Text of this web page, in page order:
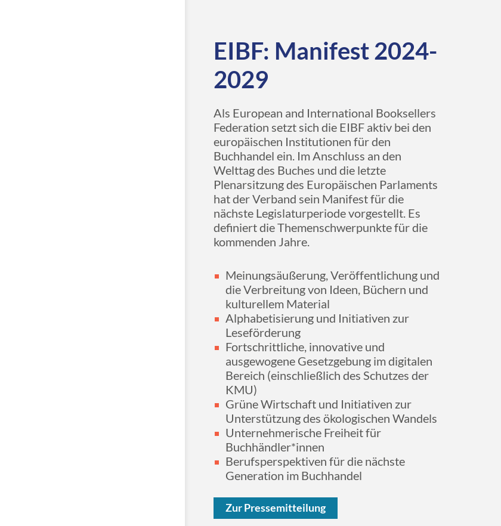
EIBF: Manifest 2024-
2029
Als European and International Booksellers
Federation setzt sich die EIBF aktiv bei den
europäischen Institutionen für den
Buchhandel ein. Im Anschluss an den
Welttag des Buches und die letzte
Plenarsitzung des Europäischen Parlaments
hat der Verband sein Manifest für die
nächste Legislaturperiode vorgestellt. Es
definiert die Themenschwerpunkte für die
kommenden Jahre.
Meinungsäußerung, Veröffentlichung und
die Verbreitung von Ideen, Büchern und
kulturellem Material
Alphabetisierung und Initiativen zur
Leseförderung
Fortschrittliche, innovative und
ausgewogene Gesetzgebung im digitalen
Bereich (einschließlich des Schutzes der
KMU)
Grüne Wirtschaft und Initiativen zur
Unterstützung des ökologischen Wandels
Unternehmerische Freiheit für
Buchhändler*innen
Berufsperspektiven für die nächste
Generation im Buchhandel
Zur Pressemitteilung